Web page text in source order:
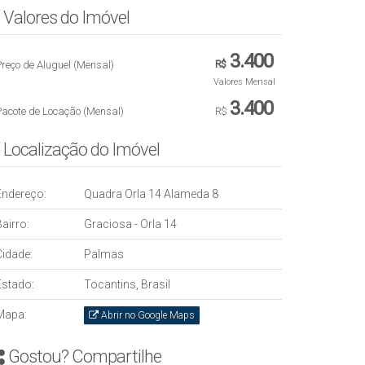
Valores do Imóvel
R$3.400
de Aluguel (Mensal)
Valores Mensal
R$ 3.400
de Locação (Mensal)
Localização do Imóvel
Quadra Orla 14 Alameda 8
Graciosa - Orla 14
Palmas
Tocantins, Brasil
Abrir no Google Maps
Gostou? Compartilhe